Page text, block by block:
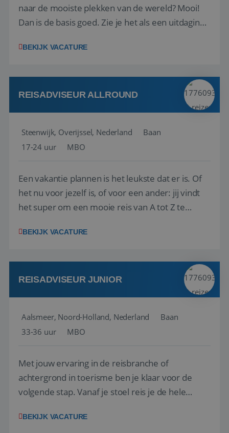
naar de mooiste plekken van de wereld? Mooi!
Dan is de basis goed. Zie je het als een uitdaging
het samenstellen en boeken van de perfecte
deze onderdelen zijn nu samen gevoegd...
BEKIJK VACATURE
REISADVISEUR ALLROUND
Steenwijk, Overijssel, Nederland
Baan
17-24 uur
MBO
Een vakantie plannen is het leukste dat er is. Of
het nu voor jezelf is, of voor een ander: jij vindt
het super om een mooie reis van A tot Z te
vakantiegangers de meest prachtige plekjes op
werken: of het nu gaat om vragen ...
BEKIJK VACATURE
REISADVISEUR JUNIOR
Aalsmeer, Noord-Holland, Nederland
Baan
33-36 uur
MBO
Met jouw ervaring in de reisbranche of
achtergrond in toerisme ben je klaar voor de
volgende stap. Vanaf je stoel reis je de hele
wensen van je team, je klant en wat er in de
BEKIJK VACATURE